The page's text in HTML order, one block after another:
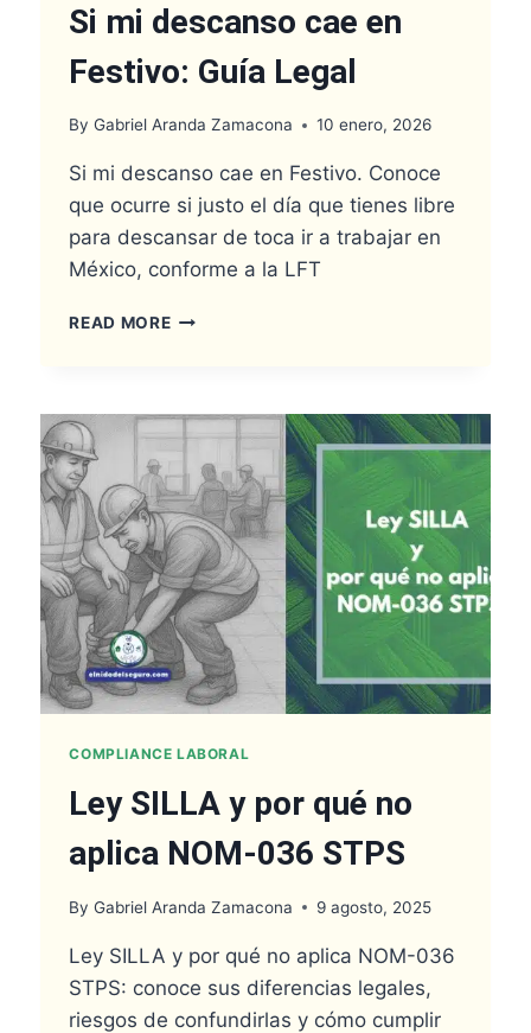
Si mi descanso cae en
Festivo: Guía Legal
By Gabriel Aranda Zamacona 10 enero, 2026
Si mi descanso cae en Festivo. Conoce
que ocurre si justo el día que tienes libre
para descansar de toca ir a trabajar en
México, conforme a la LFT
READ MORESI
EN
FESTIVO:
GUÍA
LEGAL
COMPLIANCE LABORAL
Ley SILLA y por qué no
aplica NOM-036 STPS
By Gabriel Aranda Zamacona 9 agosto, 2025
Ley SILLA y por qué no aplica NOM-036
STPS: conoce sus diferencias legales,
riesgos de confundirlas y cómo cumplir